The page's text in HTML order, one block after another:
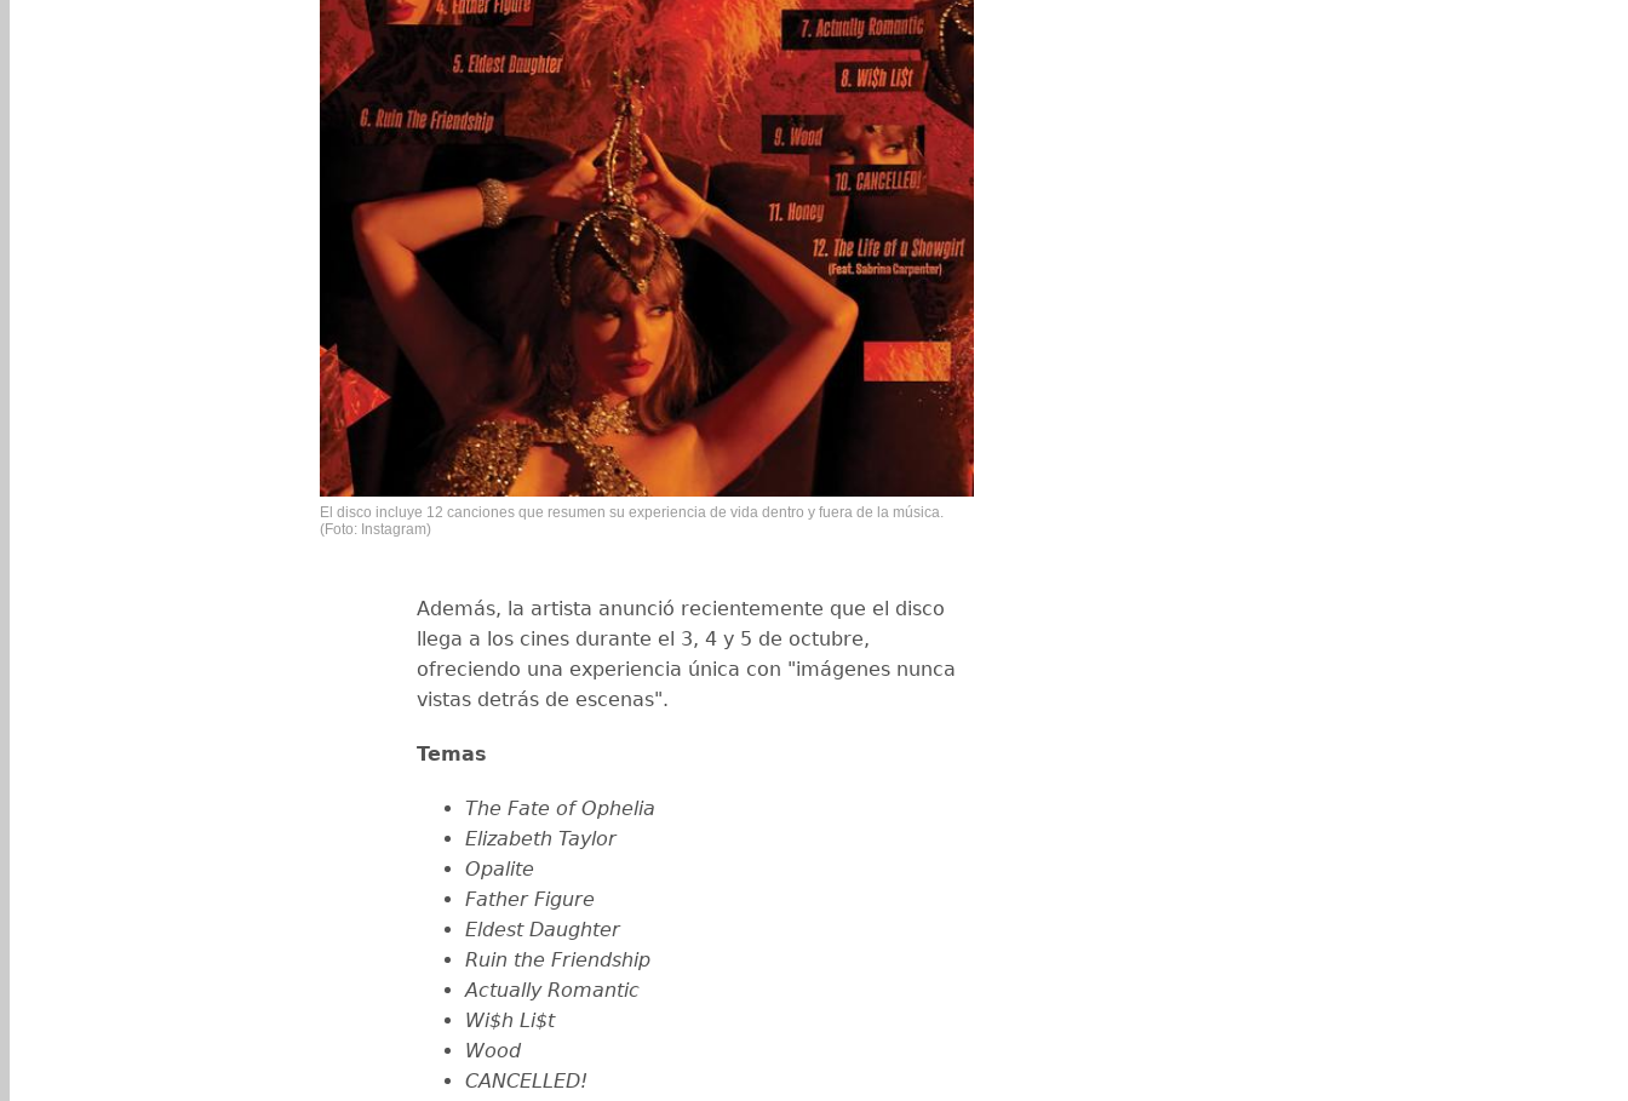
El disco incluye 12 canciones que resumen su experiencia de vida dentro y fuera de la música.
(Foto: Instagram)
Además, la artista anunció recientemente que el disco
llega a los cines durante el 3, 4 y 5 de octubre,
ofreciendo una experiencia única con "imágenes nunca
vistas detrás de escenas".
Temas
The Fate of Ophelia
Elizabeth Taylor
Opalite
Father Figure
Eldest Daughter
Ruin the Friendship
Actually Romantic
Wi$h Li$t
Wood
CANCELLED!